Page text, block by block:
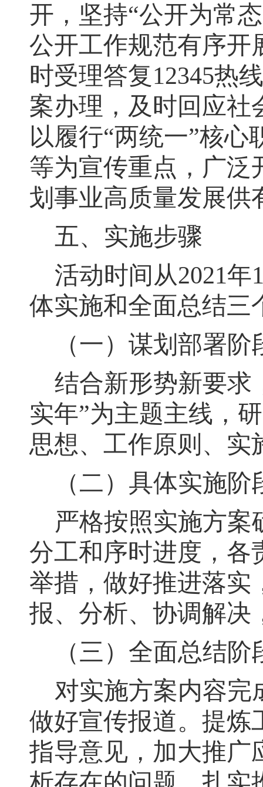
开 ， 坚持“公开为常
公开工作规范有序开
时受理答复12345热
案办理，及时回应社
以履行“两统一”核
等为宣传重点 ， 广泛
划事业高质量发展供
五、实施步骤
活动时间从2021年
体实施和全面总结三
（一） 谋划部署阶
结合新形势新要求
实年”为主题主线 ，
思想、 工作原则、 实
（二） 具体实施阶
严格按照实施方案
分工和序时进度，各
举措，做好推进落实
报、分析、协调解决
（三） 全面总结阶
对实施方案内容完
做好宣传报道。 提炼
指导意见 ， 加大推广